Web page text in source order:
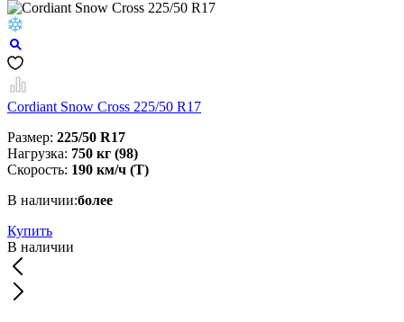
Cordiant Snow Cross 225/50 R17
Размер: 225/50 R17
Нагрузка: 750 кг (98)
Скорость: 190 км/ч (T)
В наличии:более
Купить
В наличии